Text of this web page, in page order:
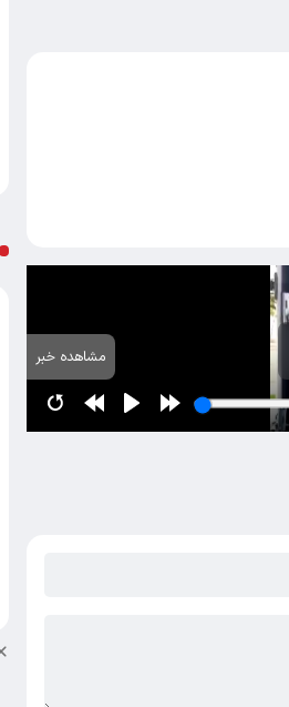
مشاهده خبر